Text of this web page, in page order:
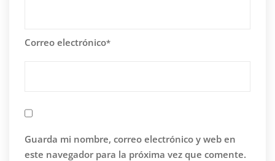
Correo electrónico*
Guarda mi nombre, correo electrónico y web en
este navegador para la próxima vez que comente.